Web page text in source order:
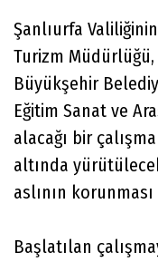
Şanlıurfa
Turizm
Büyükşehir
Eğitim Sanat ve
alacağı bir
altında
aslının
Başlatılan